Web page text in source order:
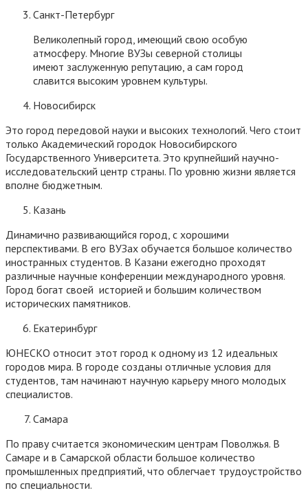
Санкт-Петербург
Великолепный город, имеющий свою особую
атмосферу. Многие ВУЗы северной столицы
имеют заслуженную репутацию, а сам город
славится высоким уровнем культуры.
Новосибирск
Это город передовой науки и высоких технологий. Чего стоит
только Академический городок Новосибирского
Государственного Университета. Это крупнейший научно-
исследовательский центр страны. По уровню жизни является
вполне бюджетным.
Казань
Динамично развивающийся город, с хорошими
перспективами. В его ВУЗах обучается большое количество
иностранных студентов. В Казани ежегодно проходят
различные научные конференции международного уровня.
Город богат своей историей и большим количеством
исторических памятников.
Екатеринбург
ЮНЕСКО относит этот город к одному из 12 идеальных
городов мира. В городе созданы отличные условия для
студентов, там начинают научную карьеру много молодых
специалистов.
Самара
По праву считается экономическим центрам Поволжья. В
Самаре и в Самарской области большое количество
промышленных предприятий, что облегчает трудоустройство
по специальности.